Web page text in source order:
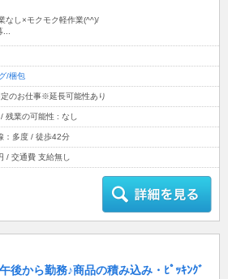
なし×モクモク軽作業(^^)/
/梱包
のお仕事※延長可能性あり
業の可能性 : なし
：多度 / 徒歩42分
/ 交通費 支給無し
午後から勤務♪商品の積み込み・ﾋﾟｯｷﾝｸﾞ